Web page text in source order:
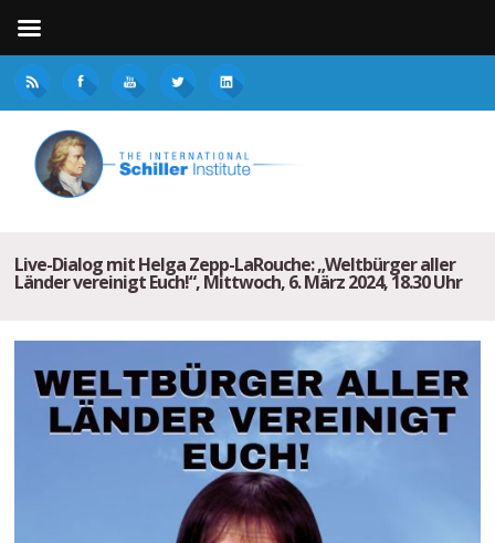
Live-Dialog mit Helga Zepp-LaRouche: „Weltbürger aller
Länder vereinigt Euch!“, Mittwoch, 6. März 2024, 18.30 Uhr